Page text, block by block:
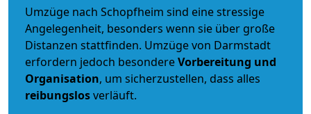
Umzüge nach Schopfheim sind eine stressige
Angelegenheit, besonders wenn sie über große
Distanzen stattfinden. Umzüge von Darmstadt
erfordern jedoch besondereVorbereitung und
Organisation, um sicherzustellen, dass alles
reibungslosverläuft.